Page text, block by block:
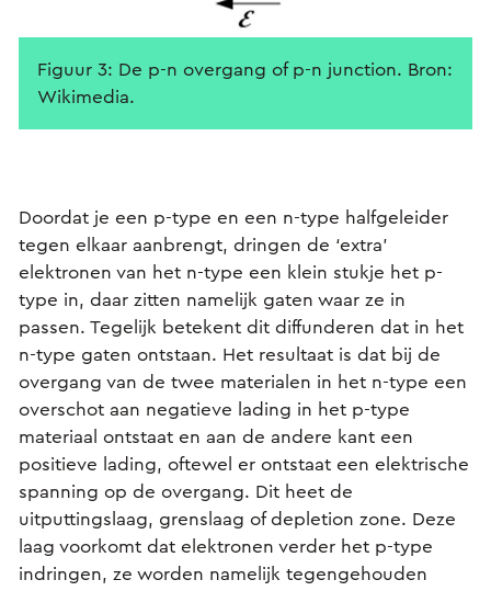
Figuur 3: De p-n overgang of p-n junction. Bron:
Wikimedia.
Doordat je een p-type en een n-type halfgeleider
tegen elkaar aanbrengt, dringen de ‘extra’
elektronen van het n-type een klein stukje het p-
type in, daar zitten namelijk gaten waar ze in
passen. Tegelijk betekent dit diffunderen dat in het
n-type gaten ontstaan. Het resultaat is dat bij de
overgang van de twee materialen in het n-type een
overschot aan negatieve lading in het p-type
materiaal ontstaat en aan de andere kant een
positieve lading, oftewel er ontstaat een elektrische
spanning op de overgang. Dit heet de
uitputtingslaag, grenslaag of depletion zone. Deze
laag voorkomt dat elektronen verder het p-type
indringen, ze worden namelijk tegengehouden